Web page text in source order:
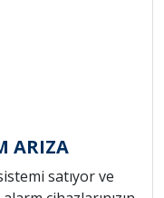
ARIZA
satıyor ve